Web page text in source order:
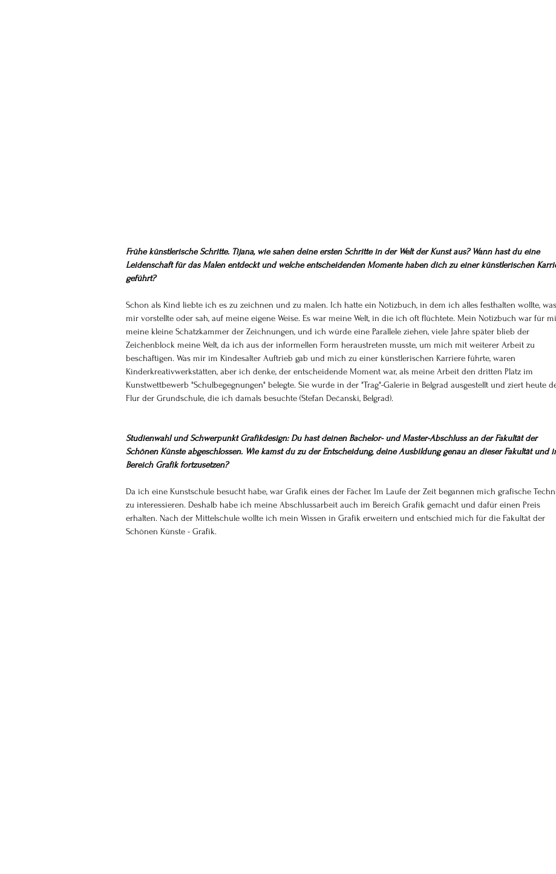
Frühe künstlerische Schritte. Tijana, wie sahen deine ersten Schritte in der Welt der Kunst aus? Wann hast du eine
Leidenschaft für das Malen entdeckt und welche entscheidenden Momente haben dich zu einer künstlerischen
geführt?
Schon als Kind liebte ich es zu zeichnen und zu malen. Ich hatte ein Notizbuch, in dem ich alles festhalten wollte,
mir vorstellte oder sah, auf meine eigene Weise. Es war meine Welt, in die ich oft flüchtete. Mein Notizbuch war für
meine kleine Schatzkammer der Zeichnungen, und ich würde eine Parallele ziehen, viele Jahre später blieb der
Zeichenblock meine Welt, da ich aus der informellen Form heraustreten musste, um mich mit weiterer Arbeit zu
beschäftigen. Was mir im Kindesalter Auftrieb gab und mich zu einer künstlerischen Karriere führte, waren
Kinderkreativwerkstätten, aber ich denke, der entscheidende Moment war, als meine Arbeit den dritten Platz im
Kunstwettbewerb "Schulbegegnungen" belegte. Sie wurde in der "Trag"-Galerie in Belgrad ausgestellt und ziert heute
Flur der Grundschule, die ich damals besuchte (Stefan Dečanski, Belgrad).
Studienwahl und Schwerpunkt Grafikdesign: Du hast deinen Bachelor- und Master-Abschluss an der Fakultät der
Schönen Künste abgeschlossen. Wie kamst du zu der Entscheidung, deine Ausbildung genau an dieser Fakultät und
Bereich Grafik fortzusetzen?
Da ich eine Kunstschule besucht habe, war Grafik eines der Fächer. Im Laufe der Zeit begannen mich grafische
zu interessieren. Deshalb habe ich meine Abschlussarbeit auch im Bereich Grafik gemacht und dafür einen Preis
erhalten. Nach der Mittelschule wollte ich mein Wissen in Grafik erweitern und entschied mich für die Fakultät der
Schönen Künste - Grafik.